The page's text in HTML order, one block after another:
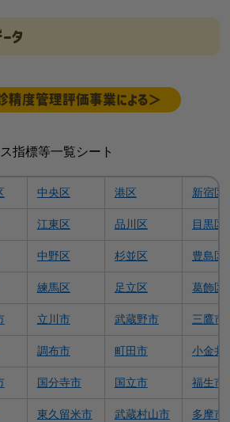
タ
精度管理評価事業による＞
指標等一覧シート
中央区 港区 新宿区
江東区 品川区 目黒区
中野区 杉並区 豊島区
練馬区 足立区 葛飾区
立川市 武蔵野市 三鷹市
調布市 町田市 小金井
国分寺市 国立市 福生市
東久留米市 武蔵村山市 多摩市